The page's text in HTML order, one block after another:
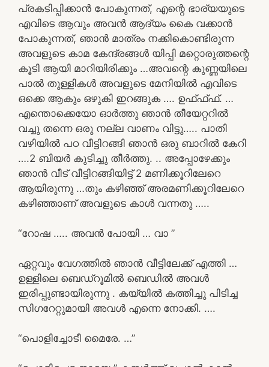
പ്രകടിപ്പിക്കാൻ പോകുന്നത്, എന്റെ ഭാര്യയുടെ
എവിടെ ആവും അവൻ ആദ്യം കൈ വക്കാൻ
പോകുന്നത്, ഞാൻ മാത്രം നക്കികൊണ്ടിരുന്ന
അവളുടെ കാമ കേന്ദ്രങ്ങൾ യിപ്പി മറ്റൊരുത്തന്റെ
കൂടി ആയി മാറിയിരിക്കും …അവന്റെ കുണ്ണയിലെ
പാൽ തുള്ളികൾ അവളുടെ മേനിയിൽ എവിടെ
ഒക്കെ ആകും ഒഴുകി ഇറങ്ങുക …. ഉഫ്ഫ്ഫ്. …
എന്തൊക്കെയോ ഓർത്തു ഞാൻ തീയേറ്ററിൽ
വച്ചു തന്നെ ഒരു നല്ല വാണം വിട്ടു….. പാതി
വഴിയിൽ പഠ വീട്ടിറങ്ങി ഞാൻ ഒരു ബാറിൽ കേറി
….2 ബിയർ കുടിച്ചു തീർത്തു. .. അപ്പോഴേക്കും
ഞാൻ വീട് വീട്ടിറങ്ങിയിട്ട് 2 മണിക്കൂറിലേറെ
ആയിരുന്നു …തും കഴിഞ്ഞ് അരമണിക്കൂറിലേറെ
കഴിഞ്ഞാണ് അവളുടെ കാൾ വന്നതു …..
“റോഷ ….. അവൻ പോയി … വാ ”
ഏറ്റവും വേഗത്തിൽ ഞാൻ വീട്ടിലേക്ക് എത്തി …
ഉള്ളിലെ ബെഡ്‌റൂമിൽ ബെഡിൽ അവൾ
ഇരിപ്പുണ്ടായിരുന്നു . കയ്യിൽ കത്തിച്ചു പിടിച്ച
സിഗറേറ്റുമായി അവൾ എന്നെ നോക്കി. ….
“പൊളിച്ചോടീ മൈരേ. …”